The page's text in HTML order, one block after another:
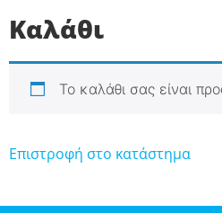
Καλάθι
Το καλάθι σας είναι
Επιστροφή στο κατάστημα